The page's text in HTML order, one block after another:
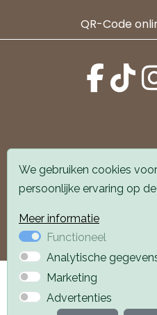
QR-Code
Alle locaties zijn goed
openbaar vervoer. Er is
Privacyverklaring
We gebruiken cookies
persoonlijke ervaring op
Meer informatie
Functioneel
Analytische
Marketing
Advertenties